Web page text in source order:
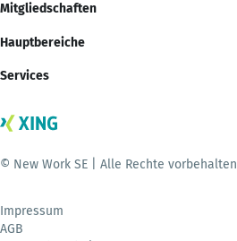
Mitgliedschaften
Hauptbereiche
Services
© New Work SE | Alle Rechte vorbehalten
Impressum
AGB